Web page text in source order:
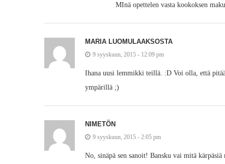
MInä opettelen vasta kookoksen
MARIA LUOMULAAKSOSTA
9 syyskuun, 2015 - 12:09 pm
Ihana uusi lemmikki teillä. :D Voi olla, että
ympärillä ;)
NIMETÖN
9 syyskuun, 2015 - 2:05 pm
No, sinäpä sen sanoit! Bansku vai mitä